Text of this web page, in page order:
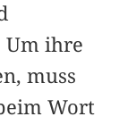
Um ihre
muss
Wort